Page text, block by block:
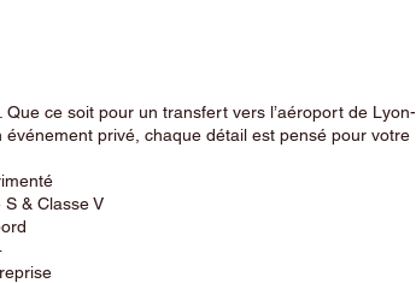
ce soit pour un transfert vers l’aéroport de Lyon-
privé, chaque détail est pensé pour votre
& Classe V